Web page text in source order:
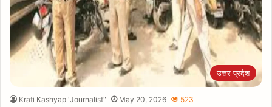
उत्तर प्रदेश
Krati Kashyap "Journalist" May 20, 2026 523